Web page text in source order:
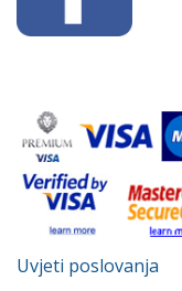
Uvjeti poslovanja